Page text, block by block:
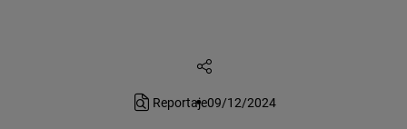
Reportaje09/12/2024